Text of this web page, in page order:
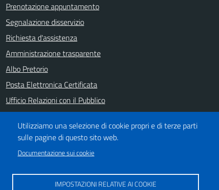
Utilizziamo una selezione di cookie propri e di terze parti
sulle pagine di questo sito web.
Documentazione sui cookie
IMPOSTAZIONI RELATIVE AI COOKIE
Prenotazione appuntamento
Segnalazione disservizio
Richiesta d'assistenza
Amministrazione trasparente
Albo Pretorio
Posta Elettronica Certificata
Ufficio Relazioni con il Pubblico
Note legali
Informativa privacy